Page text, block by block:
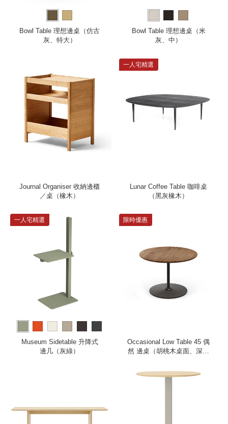
Bowl Table 理想邊桌（仿古
灰、特大）
Bowl Table 理想邊桌（米
灰、中）
Journal Organiser 收納邊櫃
／桌（橡木）
一人宅精選
Lunar Coffee Table 咖啡桌
（黑灰橡木）
一人宅精選
more
Museum Sidetable 升降式
邊几（灰綠）
限時優惠
Occasional Low Table 45 偶
然 邊桌（胡桃木桌面、深棕